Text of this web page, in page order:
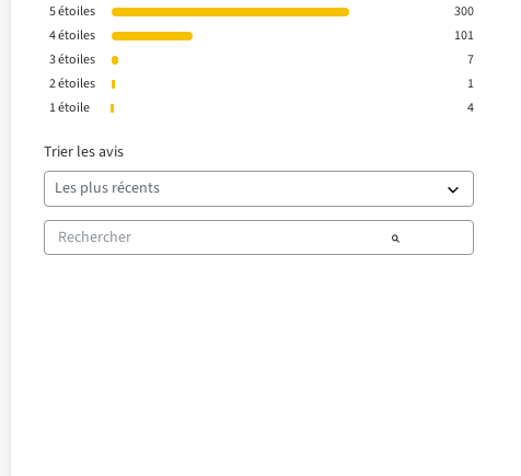
5étoiles
300
4étoiles
101
3étoiles
7
2étoiles
1
1étoile 4
Trier les avis